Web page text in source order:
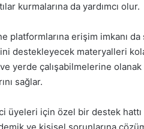
kurmalarına da yardımcı olur.
platformlarına erişim imkanı
destekleyecek materyalleri
yerde çalışabilmelerine olanak
sağlar.
üyeleri için özel bir destek